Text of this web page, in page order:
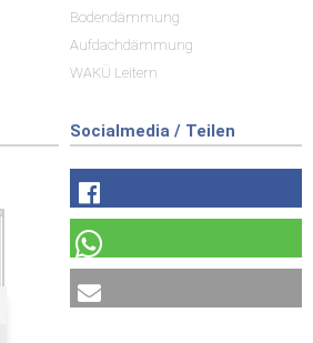
Bodendämmung
Aufdachdämmung
WAKÜ Leitern
Socialmedia / Teilen